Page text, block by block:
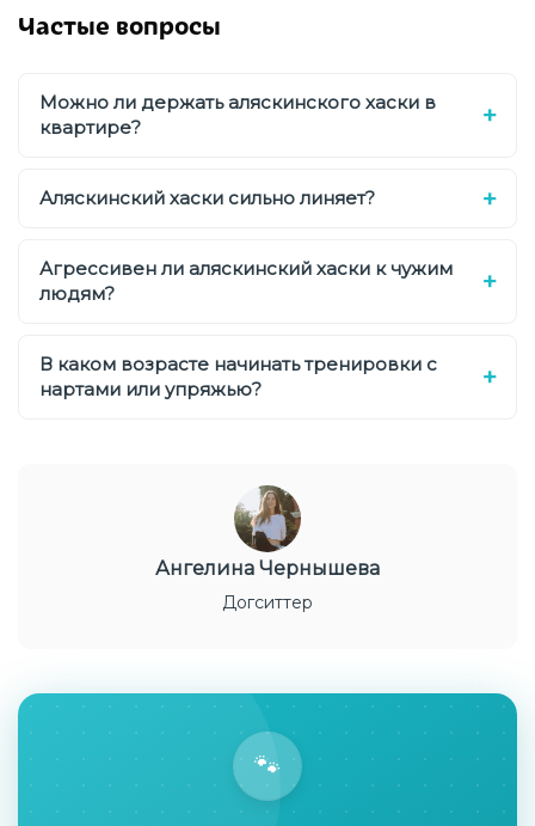
Частые вопросы
Можно ли держать аляскинского хаски в
квартире?
Аляскинский хаски сильно линяет?
Агрессивен ли аляскинский хаски к чужим
людям?
В каком возрасте начинать тренировки с
нартами или упряжью?
Ангелина Чернышева
Догситтер
🐾